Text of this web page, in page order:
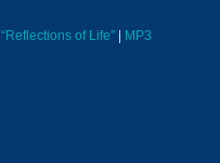
“Reflections of Life” | MP3